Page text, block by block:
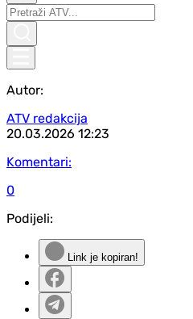
Autor:
ATV redakcija
20.03.2026 12:23
Komentari:
0
Podijeli:
Link je kopiran!